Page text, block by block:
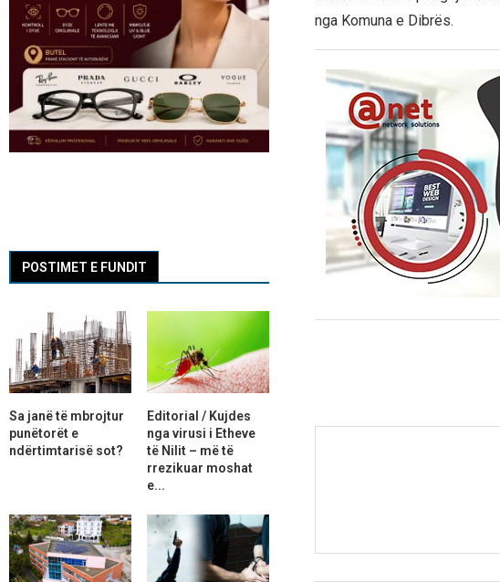
nga Komuna e Dibrës.
POSTIMET E FUNDIT
Sa janë të mbrojtur
punëtorët e
ndërtimtarisë sot?
Editorial / Kujdes
nga virusi i Etheve
të Nilit – më të
rrezikuar moshat
e...